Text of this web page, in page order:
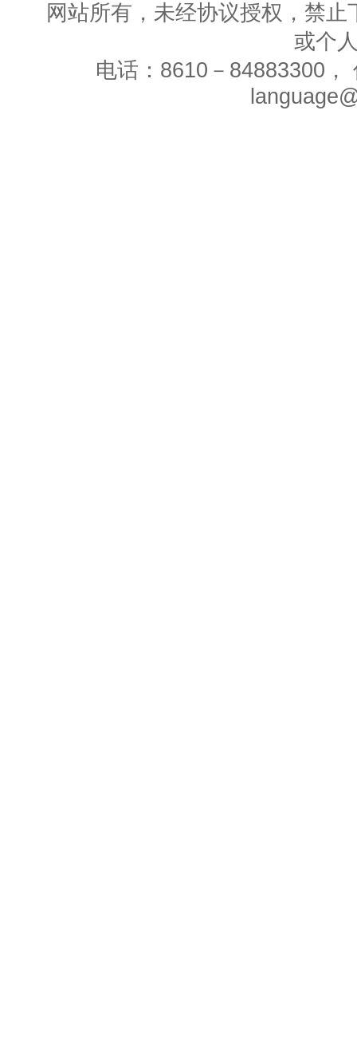
网站所有，未经协议授权，禁
或个
电话：8610－84883300